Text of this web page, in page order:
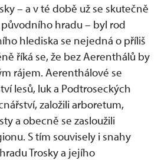
– a v té době už se skutečně
hradu – byl rod
hlediska se nejedná o příliš
říká se, že bez Aerenthálů by
rájem. Aerenthálové se
lesů, luk a Podtroseckých
založili arboretum,
a obecně se zasloužili
S tím souvisely i snahy
Trosky a jejího